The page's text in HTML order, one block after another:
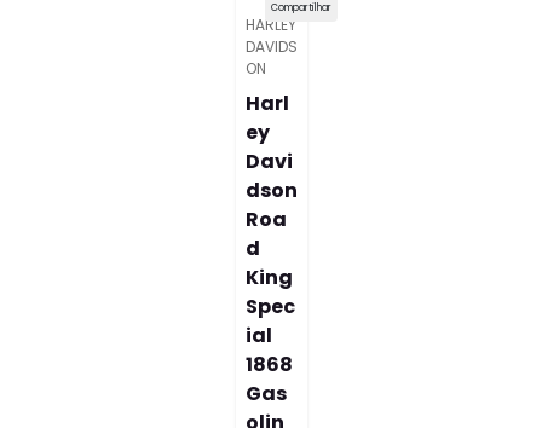
Compartilhar
HARLEY
DAVIDS
ON
Harl
Ey
Davi
Dson
Roa
D
King
Spec
Ial
1868
Gas